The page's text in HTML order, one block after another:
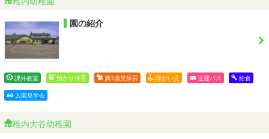
園の紹介
課外教室 預かり保育 満3歳児保育 障がい児 送迎バス 給食
入園見学会
稚内大谷幼稚園